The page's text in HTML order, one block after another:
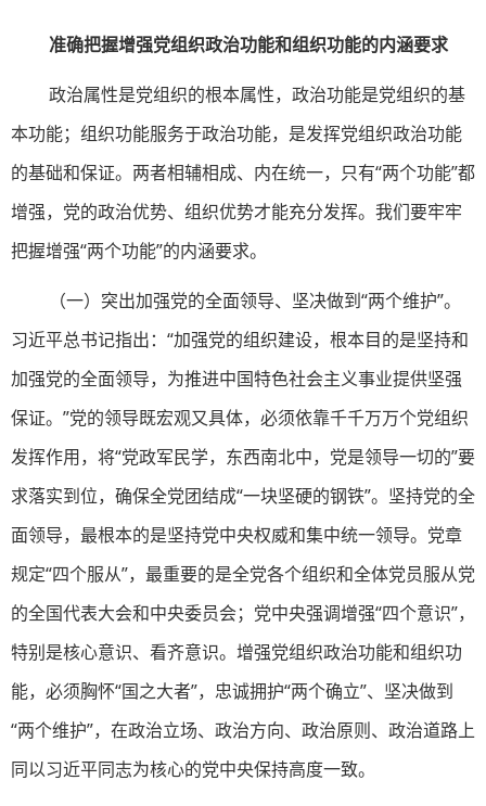
准确把握增强党组织政治功能和组织功能的内涵要求
政治属性是党组织的根本属性，政治功能是党组织的基
本功能；组织功能服务于政治功能，是发挥党组织政治功能
的基础和保证。两者相辅相成、内在统一，只有“两个功能”都
增强，党的政治优势、组织优势才能充分发挥。我们要牢牢
把握增强“两个功能”的内涵要求。
（一）突出加强党的全面领导、坚决做到“两个维护”。
习近平总书记指出：“加强党的组织建设，根本目的是坚持和
加强党的全面领导，为推进中国特色社会主义事业提供坚强
保证。”党的领导既宏观又具体，必须依靠千千万万个党组织
发挥作用，将“党政军民学，东西南北中，党是领导一切的”要
求落实到位，确保全党团结成“一块坚硬的钢铁”。坚持党的全
面领导，最根本的是坚持党中央权威和集中统一领导。党章
规定“四个服从”，最重要的是全党各个组织和全体党员服从党
的全国代表大会和中央委员会；党中央强调增强“四个意识”，
特别是核心意识、看齐意识。增强党组织政治功能和组织功
能，必须胸怀“国之大者”，忠诚拥护“两个确立”、坚决做到
“两个维护”，在政治立场、政治方向、政治原则、政治道路上
同以习近平同志为核心的党中央保持高度一致。